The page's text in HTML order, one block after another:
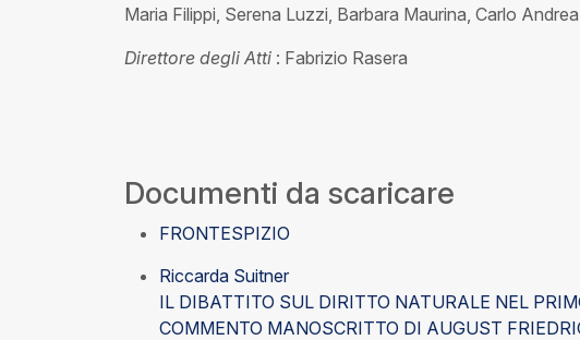
Maria Filippi, Serena Luzzi, Barbara Maurina, Carlo
Direttore degli Atti : Fabrizio Rasera
Documenti da scaricare
FRONTESPIZIO
Riccarda Suitner
IL DIBATTITO SUL DIRITTO NATURALE NEL
COMMENTO MANOSCRITTO DI AUGUST